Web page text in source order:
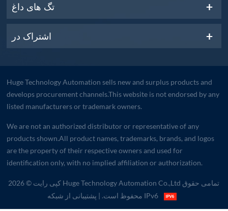
تگ های داغ
اشتراک در
Huge Technology Automation sells new and surplus products and
develops procurement channels.This website is not endorsed by any
listed manufacturers or trademark owners.
We are not an authorized distributor or representative of any
products shown.All product names, trademarks, brands, and logos
are the property of their respective owners and used for
identification only, with no implied affiliation or authorization.
کپی رایت © 2026 Huge Technology Automation Co.,Ltd تمامی حقوق
محفوظ است. | پشتیبانی از شبکه IPv6